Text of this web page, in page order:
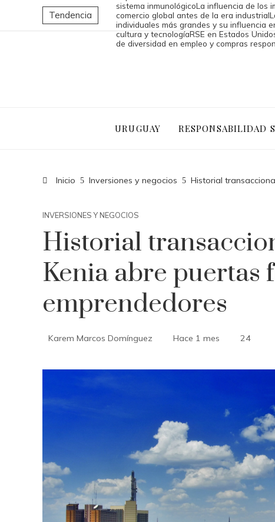
Tendencia
sistema inmunológicoLa influencia de los
comercio global antes de la era industrial
individuales más grandes y su influencia
cultura y tecnologíaRSE en Estados
de diversidad en empleo y compras
URUGUAY RESPONSABILIDAD
Inicio Inversiones y negocios Historial
INVERSIONES Y NEGOCIOS
Historial
Kenia abre puertas
emprendedores
Karem Marcos Domínguez Hace 1 mes 24